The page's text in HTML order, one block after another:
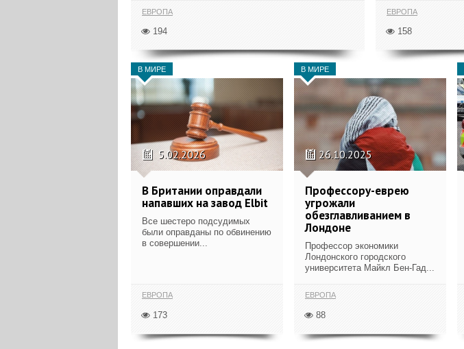
ЕВРОПА
194
ЕВРОПА
158
В МИРЕ
5.02.2026
В Британии оправдали
напавших на завод Elbit
Все шестеро подсудимых
были оправданы по обвинению
в совершении...
ЕВРОПА
173
В МИРЕ
26.10.2025
Профессору-еврею
угрожали
обезглавливанием в
Лондоне
Профессор экономики
Лондонского городского
университета Майкл Бен-Гад...
ЕВРОПА
88